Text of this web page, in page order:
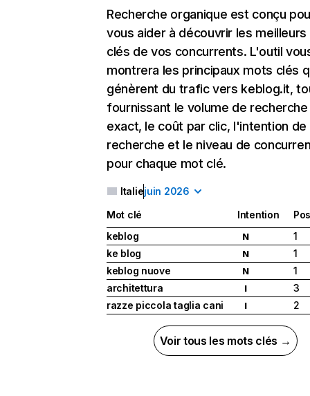
Recherche organique est conçu
vous aider à découvrir les
clés de vos concurrents. L'outil
montrera les principaux mots clés
génèrent du trafic vers keblog.it,
fournissant le volume de recherche
exact, le coût par clic, l'intention de
recherche et le niveau de
pour chaque mot clé.
Italiejuin 2026
Mot clé Intention
keblog
N
1
ke blog
N
1
keblog nuove
N
1
architettura
I
3
razze piccola taglia cani
I 2
Voir tous les mots clés →